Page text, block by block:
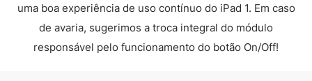
uma boa experiência de uso contínuo do iPad 1. Em caso
de avaria, sugerimos a troca integral do módulo
responsável pelo funcionamento do botão On/Off!